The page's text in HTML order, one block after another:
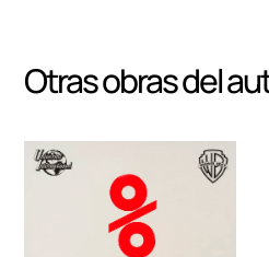
Otras obras del